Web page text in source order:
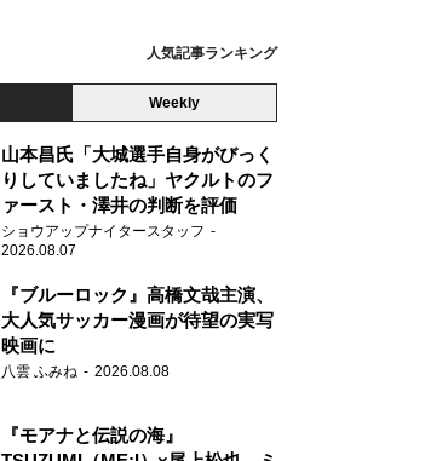
人気記事ランキング
Weekly
山本昌氏「大城選手自身がびっく
りしていましたね」ヤクルトのフ
ァースト・澤井の判断を評価
ショウアップナイタースタッフ
2026.08.07
『ブルーロック』高橋文哉主演、
大人気サッカー漫画が待望の実写
映画に
八雲 ふみね 2026.08.08
『モアナと伝説の海』